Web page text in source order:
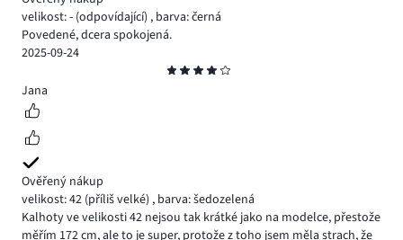
velikost: - (odpovídající) , barva: černá
Povedené, dcera spokojená.
2025-09-24
4
Jana
Ověřený nákup
velikost: 42 (příliš velké) , barva: šedozelená
Kalhoty ve velikosti 42 nejsou tak krátké jako na modelce, přestože
měřím 172 cm, ale to je super, protože z toho jsem měla strach, že